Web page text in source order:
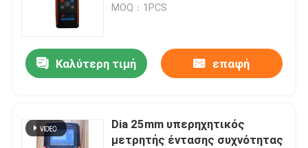
αντίστασης
MOQ：1PCS
Καλύτερη τιμή επαφή
Dia 25mm υπερηχητικός
μετρητής έντασης συχνότητας